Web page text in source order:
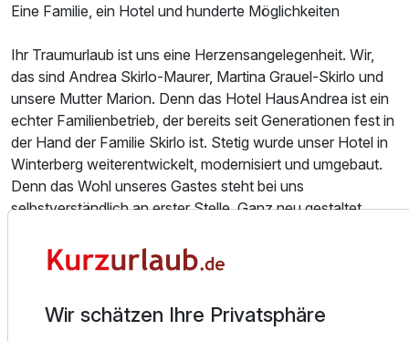
Einzelzimmer
Eine Familie, ein Hotel und hunderte Möglichkeiten
Ihr Traumurlaub ist uns eine Herzensangelegenheit. Wir,
das sind Andrea Skirlo-Maurer, Martina Grauel-Skirlo und
unsere Mutter Marion. Denn das Hotel HausAndrea ist ein
echter Familienbetrieb, der bereits seit Generationen fest in
der Hand der Familie Skirlo ist. Stetig wurde unser Hotel in
Winterberg weiterentwickelt, modernisiert und umgebaut.
Denn das Wohl unseres Gastes steht bei uns
selbstverständlich an erster Stelle. Ganz neu gestaltet
Wellnessbereich mit der finnischen Sauna und das
hoteleigene Schwimmbad .
Unser Hotel liegt nur etwa fünf Gehminuten vom
Wir schätzen Ihre Privatsphäre